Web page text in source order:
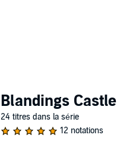
Blandings Castle
24 titres dans la série
12 notations